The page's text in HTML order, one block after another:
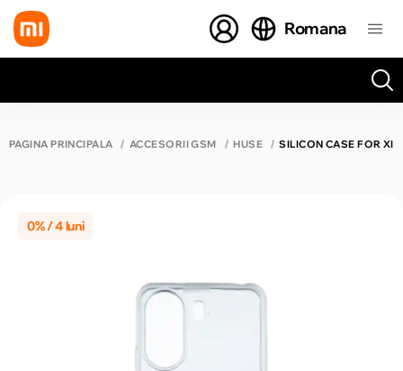
Romana
PAGINA PRINCIPALĂ ACCESORII GSM HUSE SILICON CASE FOR
0% / 4 luni